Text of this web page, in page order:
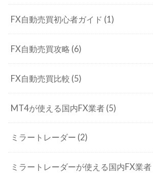
FX自動売買初心者ガイド (1)
FX自動売買攻略 (6)
FX自動売買比較 (5)
MT4が使える国内FX業者 (5)
ミラートレーダー (2)
ミラートレーダーが使える国内FX業者